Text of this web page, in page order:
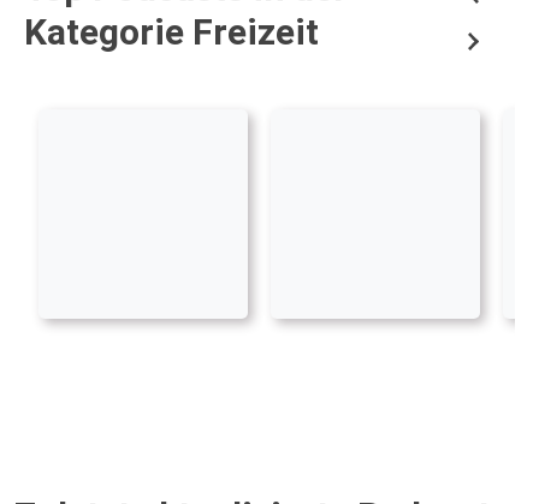
Kategorie Freizeit